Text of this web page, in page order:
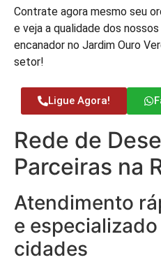
Contrate agora mesmo seu
e veja a qualidade dos
encanador no Jardim Ouro
setor!
Ligue Agora!
Rede de
Parceiras na
Atendimento
e
cidades